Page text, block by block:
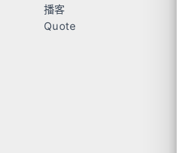
《朱莉娅 第二季》 🌕🌕🌕🌕🌕
《泰勒·斯威夫特：时代巡回演唱会》🌕🌕🌕🌑🌑
播客
《迟早更新 - 行旅闲聊之鸟人鸟语》
Quote